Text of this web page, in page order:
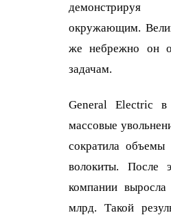
окружающим.
же небрежно он
задачам.
General Electric
массовые
сократила
волокиты. После
компании
млрд. Такой